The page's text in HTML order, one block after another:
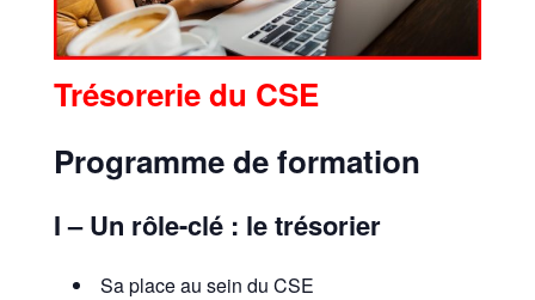
Trésorerie du CSE
Programme de formation
I – Un rôle-clé : le trésorier
Sa place au sein du CSE